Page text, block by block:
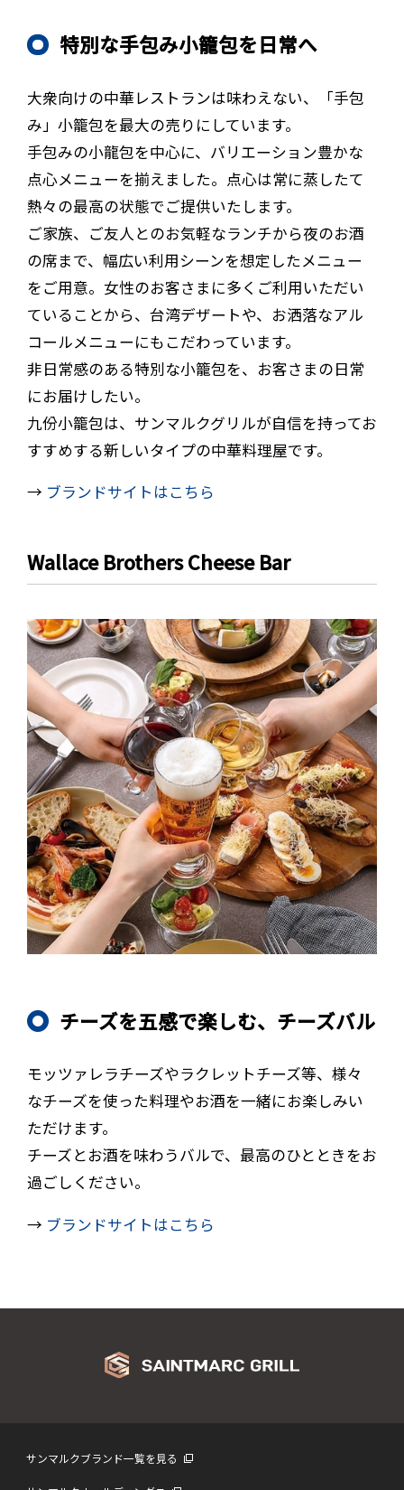
特別な手包み小籠包を日常へ
大衆向けの中華レストランは味わえない、「手包
み」小籠包を最大の売りにしています。
手包みの小龍包を中心に、バリエーション豊かな
点心メニューを揃えました。点心は常に蒸したて
熱々の最高の状態でご提供いたします。
ご家族、ご友人とのお気軽なランチから夜のお酒
の席まで、幅広い利用シーンを想定したメニュー
をご用意。女性のお客さまに多くご利用いただい
ていることから、台湾デザートや、お洒落なアル
コールメニューにもこだわっています。
非日常感のある特別な小籠包を、お客さまの日常
にお届けしたい。
九份小籠包は、サンマルクグリルが自信を持ってお
すすめする新しいタイプの中華料理屋です。
→ ブランドサイトはこちら
Wallace Brothers Cheese Bar
チーズを五感で楽しむ、チーズバル
モッツァレラチーズやラクレットチーズ等、様々
なチーズを使った料理やお酒を一緒にお楽しみい
ただけます。
チーズとお酒を味わうバルで、最高のひとときをお
過ごしください。
→ ブランドサイトはこちら
サンマルクブランド一覧を見る